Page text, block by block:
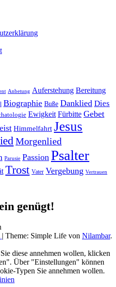
Anbetung Auferstehung Bereitung
Biographie Buße Danklied Dies
Ewigkeit Fürbitte Gebet
Himmelfahrt Jesus
Morgenlied
Parusie Passion Psalter
Trost Vater Vergebung Vertrauen
genügt!
| Theme: Simple Life von Nilambar.
diese annehmen wollen, klicken
Über "Einstellungen" können
Typen Sie annehmen wollen.